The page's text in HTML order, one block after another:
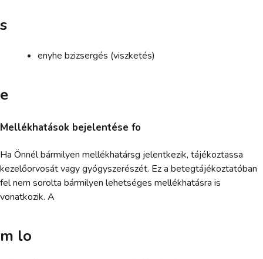
s
enyhe bzizsergés (viszketés)
e
Mellékhatások bejelentése fo
Ha Önnél bármilyen mellékhatársg jelentkezik, tájékoztassa
kezelőorvosát vagy gyógyszerészét. Ez a betegtájékoztatóban
fel nem sorolta bármilyen lehetséges mellékhatásra is
vonatkozik. A
m lo